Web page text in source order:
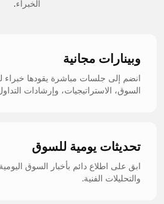
الخبراء.
وبينارات مجانية
انضم إلى جلسات مباشرة يقودها
السوق، الاستراتيجيات، وإرشادات
تحديثات يومية للسوق
ابق على اطلاع دائم بأخبار السوق
والتحليلات الفنية.